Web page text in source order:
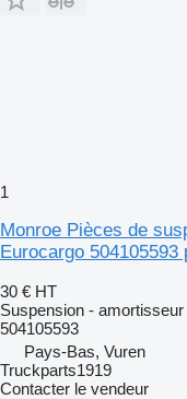
1
Monroe Pièces de
Eurocargo 504105593
30 € HT
Suspension - amortisseur
504105593
Pays-Bas, Vuren
Truckparts1919
Contacter le vendeur